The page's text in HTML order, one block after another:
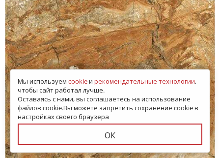
Мы используем cookieи рекомендательные технологии,
чтобы сайт работал лучше.
Оставаясь с нами, вы соглашаетесь на использование
файлов cookie.Вы можете запретить сохранение cookie в
настройках своего браузера
ОК